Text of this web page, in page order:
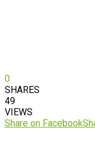
0
SHARES
49
VIEWS
Share on Facebook